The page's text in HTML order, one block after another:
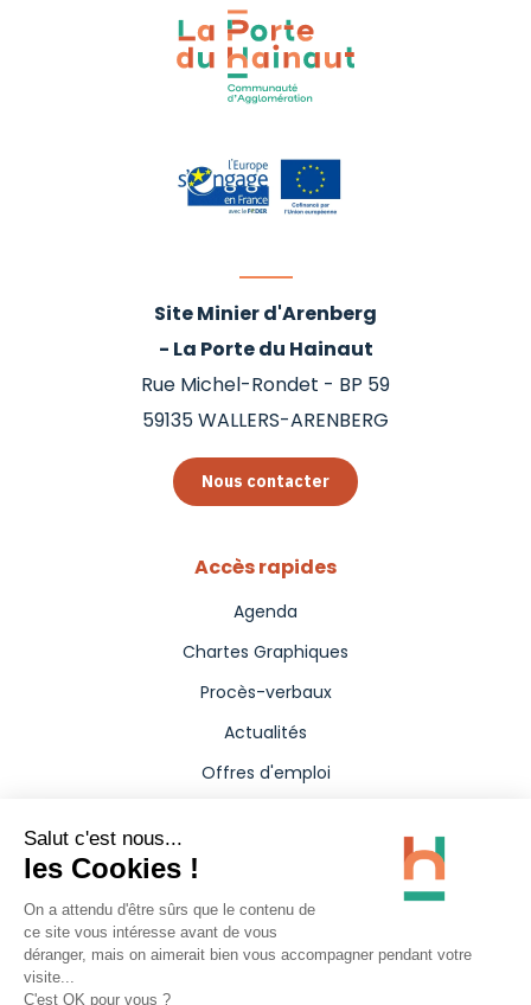
Site Minier d'Arenberg
- La Porte du Hainaut
Rue Michel-Rondet - BP 59
59135WALLERS-ARENBERG
Nous contacter
Accès rapides
Agenda
Chartes Graphiques
Procès-verbaux
Actualités
Offres d'emploi
Presse